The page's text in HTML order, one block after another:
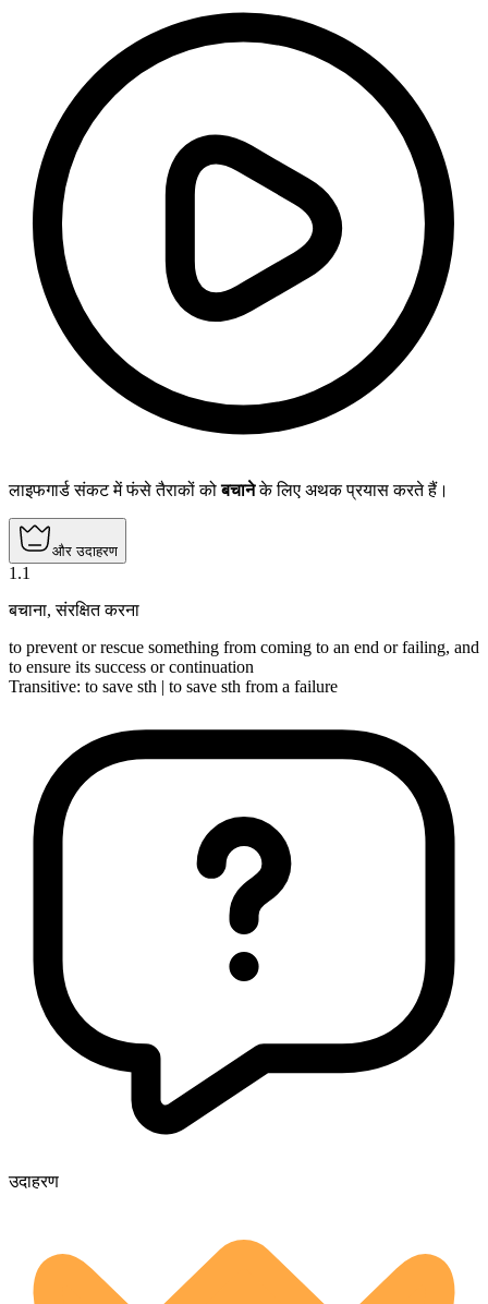
लाइफगार्ड संकट में फंसे तैराकों कोबचानेके लिए अथक प्रयास करते हैं।
और उदाहरण
1 .1
बचाना,संरक्षित करना
to prevent or rescue something from coming to an end or failing, and
to ensure its success or continuation
Transitive: to save sth | to save sth from a failure
उदाहरण